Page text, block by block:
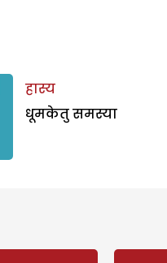
हास्य
धूमकेतु समस्या